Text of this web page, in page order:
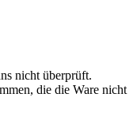
nicht überprüft.
die die Ware nicht